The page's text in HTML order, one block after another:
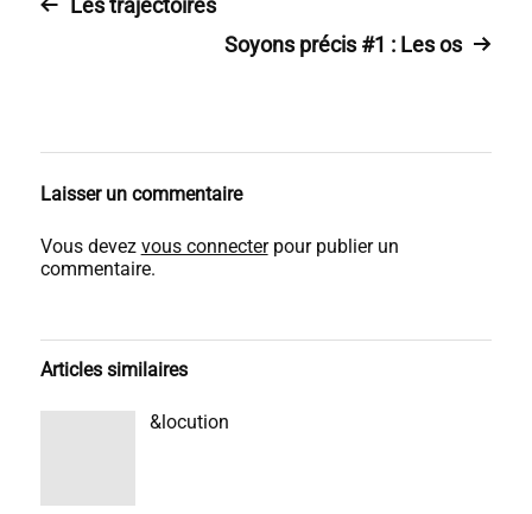
Les trajectoires
Soyons précis #1 : Les os
Laisser un commentaire
Vous devez vous connecterpour publier un
commentaire.
Articles similaires
&locution